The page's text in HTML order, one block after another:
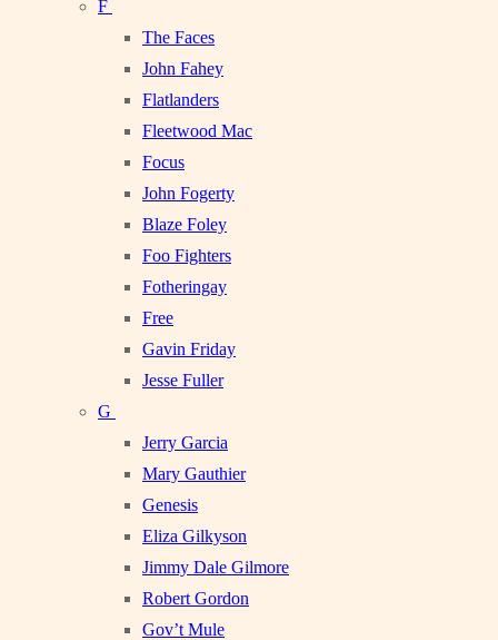
F
The Faces
John Fahey
Flatlanders
Fleetwood Mac
Focus
John Fogerty
Blaze Foley
Foo Fighters
Fotheringay
Free
Gavin Friday
Jesse Fuller
G
Jerry Garcia
Mary Gauthier
Genesis
Eliza Gilkyson
Jimmy Dale Gilmore
Robert Gordon
Gov’t Mule